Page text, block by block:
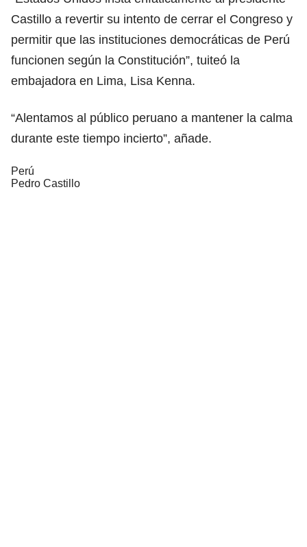
Castillo a revertir su intento de cerrar el Congreso y
permitir que las instituciones democráticas de Perú
funcionen según la Constitución”, tuiteó la
embajadora en Lima, Lisa Kenna.
“Alentamos al público peruano a mantener la calma
durante este tiempo incierto”, añade.
Perú
Pedro Castillo